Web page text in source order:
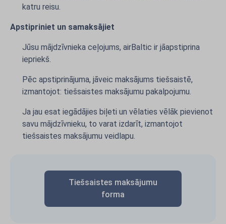
katru reisu.
Apstipriniet un samaksājiet
Jūsu mājdzīvnieka ceļojums, airBaltic ir jāapstiprina
iepriekš.
Pēc apstiprinājuma, jāveic maksājums tiešsaistē,
izmantojot: tiešsaistes maksājumu pakalpojumu.
Ja jau esat iegādājies biļeti un vēlaties vēlāk pievienot
savu mājdzīvnieku, to varat izdarīt, izmantojot
tiešsaistes maksājumu veidlapu.
Tiešsaistes maksājumu
forma